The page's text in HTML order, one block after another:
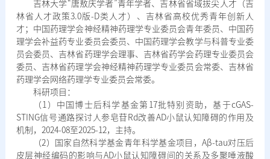
吉林大学“唐敖庆学者”青年学者、吉林省省域拔尖人才（吉
林省人才政策3.0版-D类人才）、吉林省高校优秀青年创新人
才；中国药理学会神经精神药理学专业委员会青年委员、中国药
理学会补益药专业委员会委员、中国药理学会教学与科普专业委
员会委员、吉林省药理学会理事、吉林省药学会药理专业委员会
委员、吉林省药理学会神经精神药理学专业委员会常委、吉林省
药理学会网络药理学专业委员会常委。
科研项目：
（1）中国博士后科学基金第17批特别资助，基于cGAS-
STING信号通路探讨人参皂苷Rd改善AD小鼠认知障碍的作用及
机制，2024-08至2025-12，主持。
（2）国家自然科学基金青年科学基金项目，Aβ-tau对压后
皮层神经编码的影响与AD小鼠认知障碍间的关系及多聚唾液酸